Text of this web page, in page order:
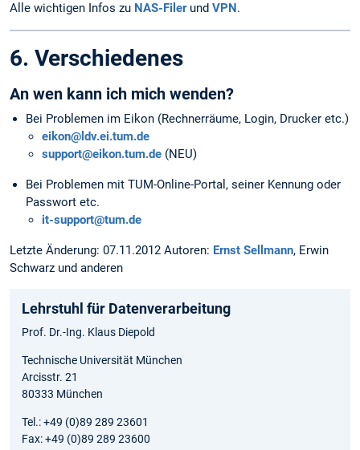
Alle wichtigen Infos zu NAS-Filerund VPN .
6. Verschiedenes
An wen kann ich mich wenden?
Bei Problemen im Eikon (Rechnerräume, Login, Drucker etc.)
eikon@ldv.ei.tum.de
support@eikon.tum.de (NEU)
Bei Problemen mit TUM-Online-Portal, seiner Kennung oder
Passwort etc.
it-support@tum.de
Letzte Änderung: 07.11.2012 Autoren: Ernst Sellmann, Erwin
Schwarz und anderen
Lehrstuhl für Datenverarbeitung
Prof. Dr.-Ing. Klaus Diepold
Technische Universität München
Arcisstr. 21
80333 München
Tel.: +49 (0)89 289 23601
Fax: +49 (0)89 289 23600